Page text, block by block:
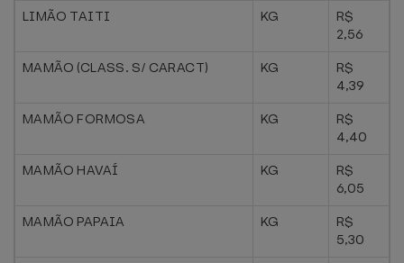
LIMÃO TAITI
KG
R$
2,56
MAMÃO (CLASS. S/ CARACT)
KG
R$
4,39
MAMÃO FORMOSA
KG
R$
4,40
MAMÃO HAVAÍ
KG
R$
6,05
MAMÃO PAPAIA
KG
R$
5,30